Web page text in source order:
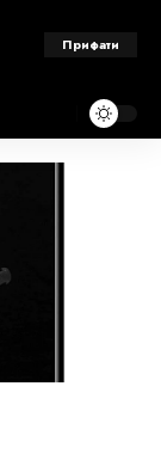
Прифати